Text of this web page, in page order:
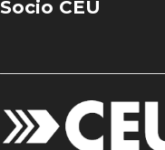
Socio CEU